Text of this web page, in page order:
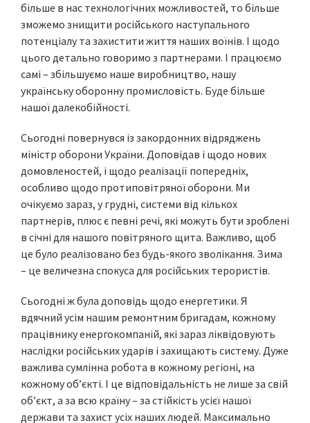
більше в нас технологічних можливостей, то більше
зможемо знищити російського наступального
потенціалу та захистити життя наших воїнів. І щодо
цього детально говоримо з партнерами. І працюємо
самі – збільшуємо наше виробництво, нашу
українську оборонну промисловість. Буде більше
нашої далекобійності.
Сьогодні повернувся із закордонних відряджень
міністр оборони України. Доповідав і щодо нових
домовленостей, і щодо реалізації попередніх,
особливо щодо протиповітряної оборони. Ми
очікуємо зараз, у грудні, системи від кількох
партнерів, плюс є певні речі, які можуть бути зроблені
в січні для нашого повітряного щита. Важливо, щоб
це було реалізовано без будь-якого зволікання. Зима
– це величезна спокуса для російських терористів.
Сьогодні ж була доповідь щодо енергетики. Я
вдячний усім нашим ремонтним бригадам, кожному
працівнику енергокомпаній, які зараз ліквідовують
наслідки російських ударів і захищають систему. Дуже
важлива сумлінна робота в кожному регіоні, на
кожному об’єкті. І це відповідальність не лише за свій
об’єкт, а за всю країну – за стійкість усієї нашої
держави та захист усіх наших людей. Максимально